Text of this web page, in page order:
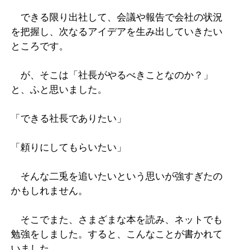
できる限り出社して、会議や報告で会社の状況
を把握し、次なるアイデアを生み出していきたい
ところです。
が、そこは「社長がやるべきことなのか？」
と、ふと思いました。
「できる社長でありたい」
「頼りにしてもらいたい」
そんな二兎を追いたいという思いが強すぎたの
かもしれません。
そこでまた、さまざまな本を読み、ネットでも
勉強をしました。すると、こんなことが書かれて